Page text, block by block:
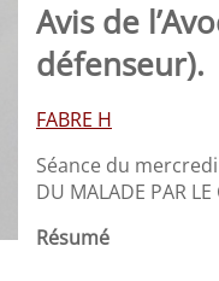
Avis de
défenseur).
FABRE H
Séance du
DU MALADE PAR LE
Résumé